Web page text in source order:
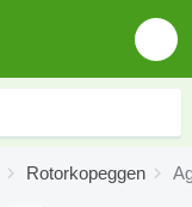
Rotorkopeggen